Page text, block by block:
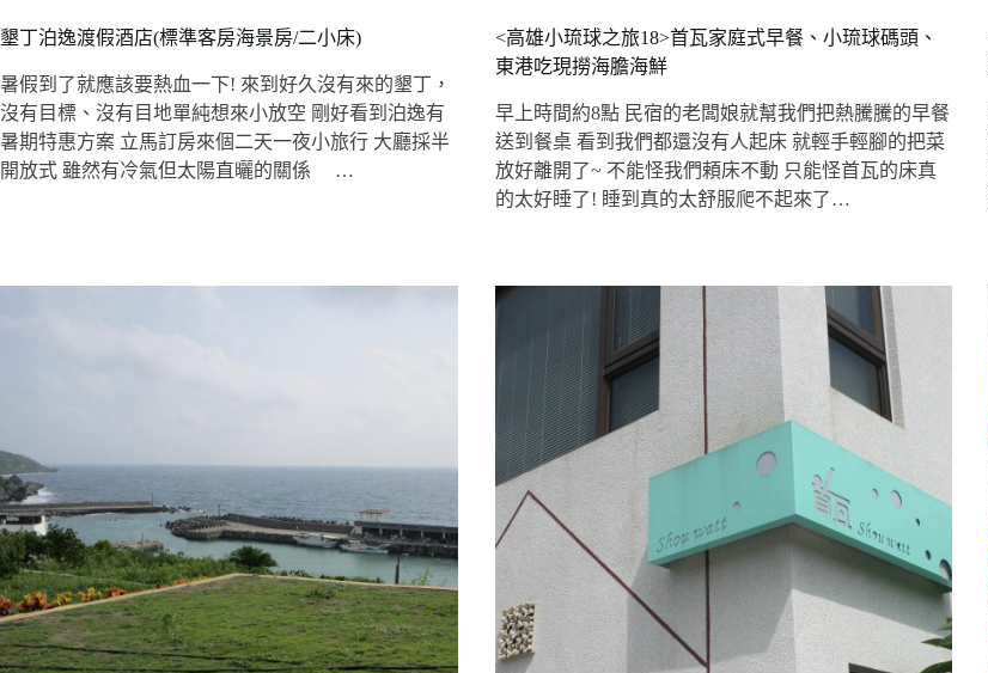
墾丁泊逸渡假酒店(標準客房海景房/二小床)
暑假到了就應該要熱血一下! 來到好久沒有來的墾丁，
沒有目標、沒有目地單純想來小放空 剛好看到泊逸有
暑期特惠方案 立馬訂房來個二天一夜小旅行 大廳採半
開放式 雖然有冷氣但太陽直曬的關係 …
<高雄小琉球之旅18>首瓦家庭式早餐、小琉球碼頭、
東港吃現撈海膽海鮮
早上時間約8點 民宿的老闆娘就幫我們把熱騰騰的早餐
送到餐桌 看到我們都還沒有人起床 就輕手輕腳的把菜
放好離開了~ 不能怪我們頼床不動 只能怪首瓦的床真
的太好睡了! 睡到真的太舒服爬不起來了…